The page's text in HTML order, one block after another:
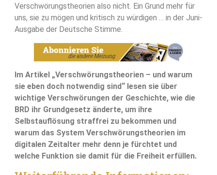
Verschwörungstheorien also nicht. Ein Grund mehr für
uns, sie zu mögen und kritisch zu würdigen … in der Juni-
Ausgabe der Deutsche Stimme.
Im Artikel „Verschwörungstheorien – und warum
sie eben doch notwendig sind“ lesen sie über
wichtige Verschwörungen der Geschichte, wie die
BRD ihr Grundgesetz änderte, um ihre
Selbstauflösung straffrei zu bekommen und
warum das System Verschwörungstheorien im
digitalen Zeitalter mehr denn je fürchtet und
welche Funktion sie damit für die Freiheit erfüllen.